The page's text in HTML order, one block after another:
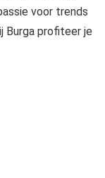
voor trends
Burga profiteer je